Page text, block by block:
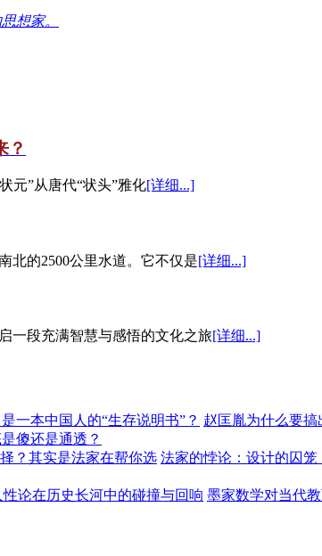
想家。
？
元”从唐代“状头”雅化[详细...]
北的2500公里水道。它不仅是[详细...]
一段充满智慧与感悟的文化之旅[详细...]
一本中国人的“生存说明书”？ 赵匡胤为什么要搞
傻还是通透？
？其实是法家在帮你选 法家的悖论：设计的囚笼
性论在历史长河中的碰撞与回响 墨家数学对当代